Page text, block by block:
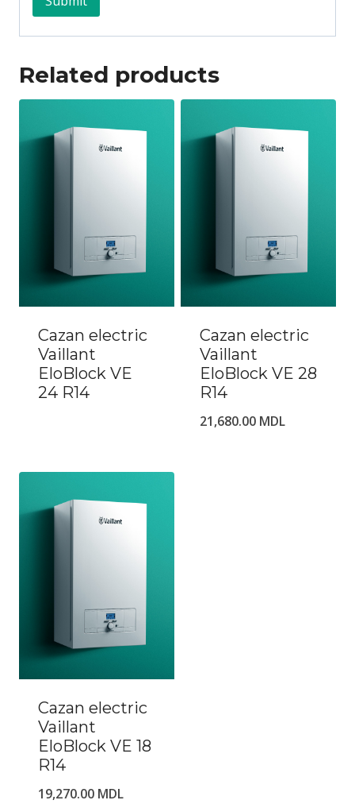
Related products
Cazan electric
Vaillant
EloBlock VE
24 R14
Cazan electric
Vaillant
EloBlock VE 28
R14
21,680.00 MDL
Cazan electric
Vaillant
EloBlock VE 18
R14
19,270.00 MDL